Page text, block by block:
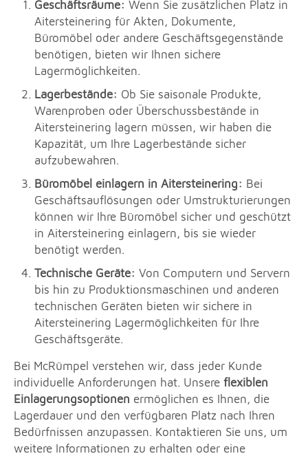
Geschäftsräume: Wenn Sie zusätzlichen Platz in
Aitersteinering für Akten, Dokumente,
Büromöbel oder andere Geschäftsgegenstände
benötigen, bieten wir Ihnen sichere
Lagermöglichkeiten.
Lagerbestände: Ob Sie saisonale Produkte,
Warenproben oder Überschussbestände in
Aitersteinering lagern müssen, wir haben die
Kapazität, um Ihre Lagerbestände sicher
aufzubewahren.
Büromöbel einlagern in Aitersteinering: Bei
Geschäftsauflösungen oder Umstrukturierungen
können wir Ihre Büromöbel sicher und geschützt
in Aitersteinering einlagern, bis sie wieder
benötigt werden.
Technische Geräte: Von Computern und Servern
bis hin zu Produktionsmaschinen und anderen
technischen Geräten bieten wir sichere in
Aitersteinering Lagermöglichkeiten für Ihre
Geschäftsgeräte.
Bei McRümpel verstehen wir, dass jeder Kunde
individuelle Anforderungen hat. Unsere flexiblen
Einlagerungsoptionen ermöglichen es Ihnen, die
Lagerdauer und den verfügbaren Platz nach Ihren
Bedürfnissen anzupassen. Kontaktieren Sie uns, um
weitere Informationen zu erhalten oder eine